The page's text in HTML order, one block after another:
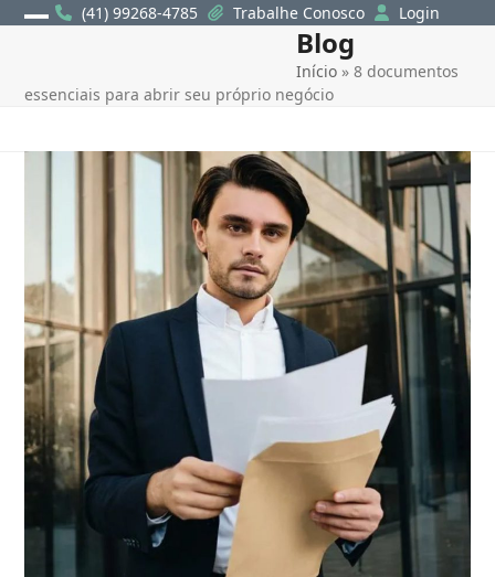
Skip
(41) 99268-4785 Trabalhe Conosco Login
Blog
Início »8 documentos
essenciais para abrir seu próprio negócio